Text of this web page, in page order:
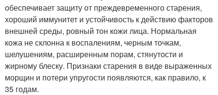
обеспечивает защиту от преждевременного старения,
хороший иммунитет и устойчивость к действию факторов
внешней среды, ровный тон кожи лица. Нормальная
кожа не склонна к воспалениям, черным точкам,
шелушениям, расширенным порам, стянутости и
жирному блеску. Признаки старения в виде выраженных
морщин и потери упругости появляются, как правило, к
35 годам.